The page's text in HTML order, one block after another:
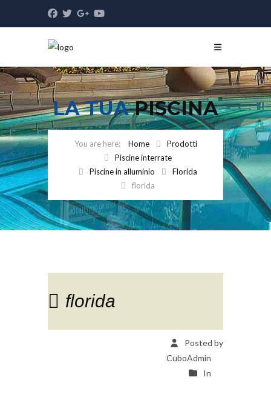
LA TUAPISCINA
Home
Prodotti
Piscine interrate
Piscine in alluminio
Florida
florida
florida
Posted by
CuboAdmin
In